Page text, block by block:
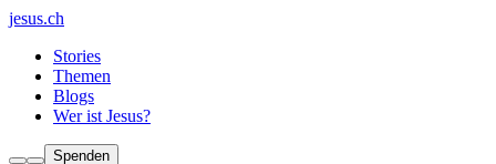
jesus.ch
Stories
Themen
Blogs
Wer ist Jesus?
Spenden